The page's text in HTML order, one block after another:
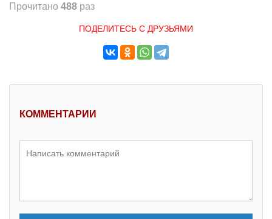
Прочитано 488 раз
ПОДЕЛИТЕСЬ С ДРУЗЬЯМИ
КОММЕНТАРИИ